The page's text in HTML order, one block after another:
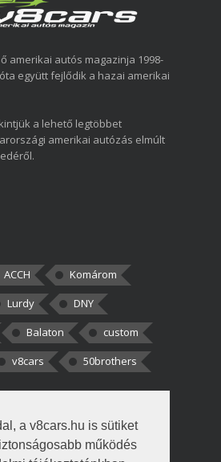
a v8cars.hu is sütiket
működés
amerikai autós magazinja 1998-
együtt fejlődik a hazai amerikai
a lehető legtöbbet
amerikai autózás elmúlt
ACCH
Komárom
Lurdy
DNY
Balaton
custom
v8cars 50brothers
Elszúrtam! Én csak két
Nem tudtam, hogy fél autót,